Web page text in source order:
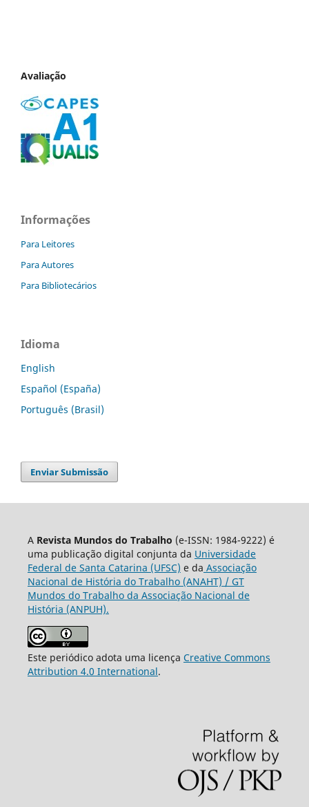
Avaliação
Informações
Para Leitores
Para Autores
Para Bibliotecários
Idioma
English
Español (España)
Português (Brasil)
Enviar Submissão
A Revista Mundos do Trabalho (e-ISSN: 1984-9222) é
uma publicação digital conjunta da Universidade
Federal de Santa Catarina (UFSC) e da Associação
Nacional de História do Trabalho (ANAHT) / GT
Mundos do Trabalho da Associação Nacional de
História (ANPUH).
Este periódico adota uma licença Creative Commons
Attribution 4.0 International.